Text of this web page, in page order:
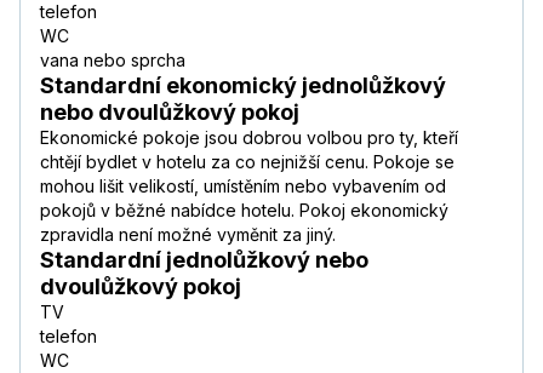
telefon
WC
vana nebo sprcha
Standardní ekonomický jednolůžkový
nebo dvoulůžkový pokoj
Ekonomické pokoje jsou dobrou volbou pro ty, kteří
chtějí bydlet v hotelu za co nejnižší cenu. Pokoje se
mohou lišit velikostí, umístěním nebo vybavením od
pokojů v běžné nabídce hotelu. Pokoj ekonomický
zpravidla není možné vyměnit za jiný.
Standardní jednolůžkový nebo
dvoulůžkový pokoj
TV
telefon
WC